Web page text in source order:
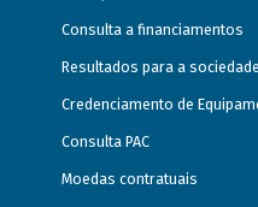
Consulta a financiamentos
Resultados para a sociedade
Credenciamento de
Consulta PAC
Moedas contratuais